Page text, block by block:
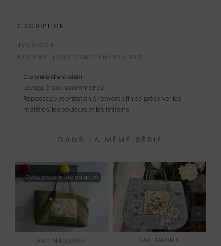
DESCRIPTION
LIVRAISON
INFORMATIONS COMPLÉMENTAIRES
Conseils d’entretien :
Lavage à sec recommandé.
Repassage et entretien à l’envers afin de préserver les
matières, les couleurs et les finitions.
DANS LA MÊME SÉRIE
Cette pièce a été adoptée
SAC MADELEINE SAC PALOMA